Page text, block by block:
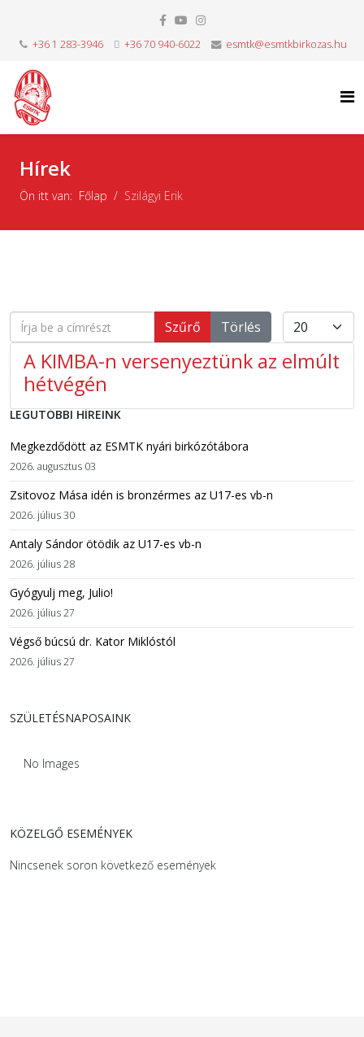
+36 1 283-3946 +36 70 940-6022 esmtk@esmtkbirkozas.hu
Hírek
Ön itt van: Főlap Szilágyi Erik
Írja be a címrészt Szűrő Törlés Tételek #
A KIMBA-n versenyeztünk az elmúlt
hétvégén
LEGUTÓBBI HÍREINK
Megkezdődött az ESMTK nyári birkózótábora
2026. augusztus 03
Zsitovoz Mása idén is bronzérmes az U17-es vb-n
2026. július 30
Antaly Sándor ötödik az U17-es vb-n
2026. július 28
Gyógyulj meg, Julio!
2026. július 27
Végső búcsú dr. Kator Miklóstól
2026. július 27
SZÜLETÉSNAPOSAINK
No Images
KÖZELGŐ ESEMÉNYEK
Nincsenek soron következő események